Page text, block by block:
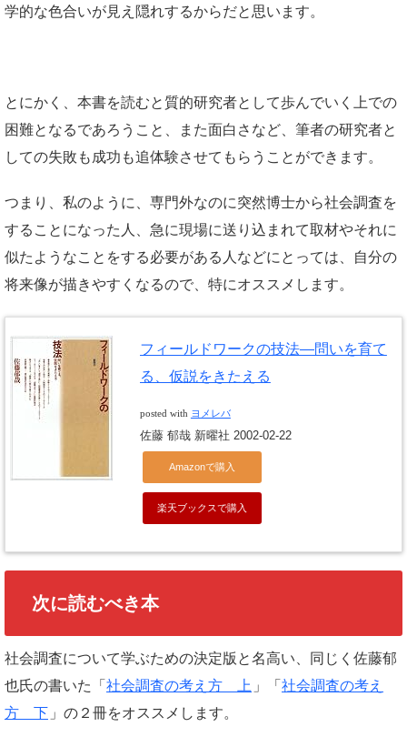
学的な色合いが見え隠れするからだと思います。
とにかく、本書を読むと質的研究者として歩んでいく上での
困難となるであろうこと、また面白さなど、筆者の研究者と
しての失敗も成功も追体験させてもらうことができます。
つまり、私のように、専門外なのに突然博士から社会調査を
することになった人、急に現場に送り込まれて取材やそれに
似たようなことをする必要がある人などにとっては、自分の
将来像が描きやすくなるので、特にオススメします。
フィールドワークの技法―問いを育て
る、仮説をきたえる
posted with ヨメレバ
佐藤 郁哉 新曜社 2002-02-22
Amazonで購入
楽天ブックスで購入
次に読むべき本
社会調査について学ぶための決定版と名高い、同じく佐藤郁
也氏の書いた「 社会調査の考え方 上 」「 社会調査の考え
方 下 」の２冊をオススメします。